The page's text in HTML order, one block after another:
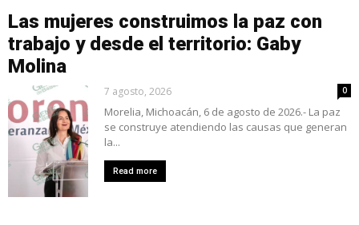
Las mujeres construimos la paz con
trabajo y desde el territorio: Gaby
Molina
7 agosto, 2026 0
Morelia, Michoacán, 6 de agosto de 2026.- La paz
se construye atendiendo las causas que generan
la...
Read more